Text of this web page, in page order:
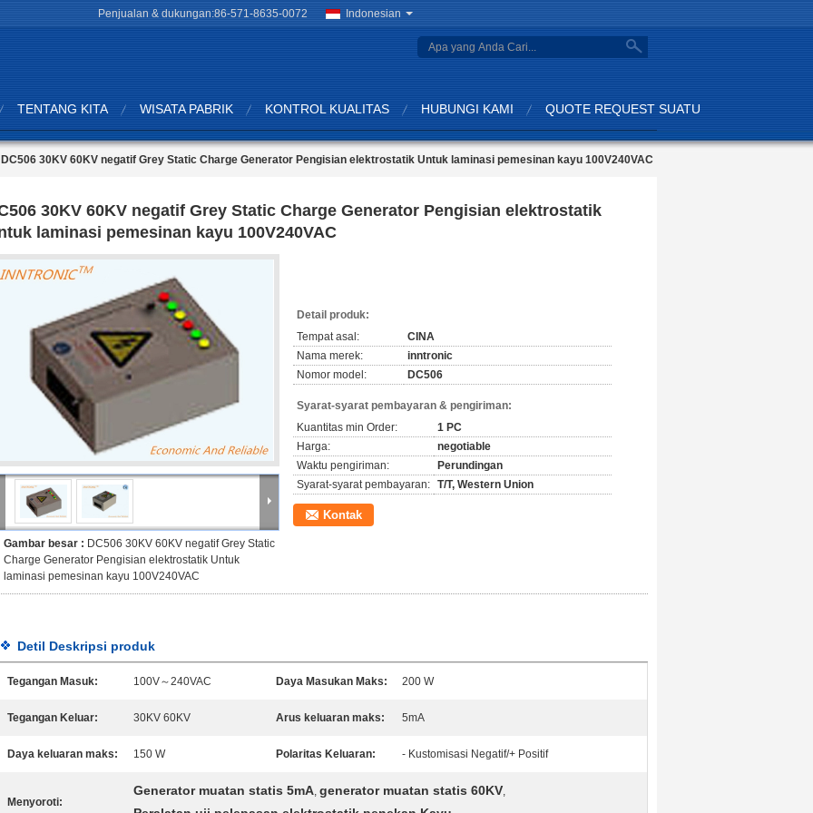
Penjualan & dukungan:86-571-8635-0072 Indonesian
search
TENTANG KITA WISATA PABRIK KONTROL KUALITAS HUBUNGI KAMI QUOTE REQUEST SUATU
DC506 30KV 60KV negatif Grey Static Charge Generator Pengisian elektrostatik Untuk laminasi pemesinan kayu 100V240VAC
30KV 60KV negatif Grey Static Charge Generator Pengisian elektrostatik
laminasi pemesinan kayu 100V240VAC
Gambar besar : DC506 30KV 60KV negatif Grey Static
Charge Generator Pengisian elektrostatik Untuk
laminasi pemesinan kayu 100V240VAC
Detail produk:
Tempat asal:
CINA
Nama merek:
inntronic
Nomor model:
DC506
Syarat-syarat pembayaran & pengiriman:
Kuantitas min Order:
1 PC
Harga:
negotiable
Waktu pengiriman:
Perundingan
Syarat-syarat pembayaran: T/T, Western Union
Kontak
Detil Deskripsi produk
Tegangan Masuk: 100V～240VAC Daya Masukan Maks: 200 W
Tegangan Keluar: 30KV 60KV Arus keluaran maks: 5mA
Daya keluaran maks: 150 W Polaritas Keluaran: - Kustomisasi Negatif/+ Positif
Menyoroti:
Generator muatan statis 5mA, generator muatan statis 60KV,